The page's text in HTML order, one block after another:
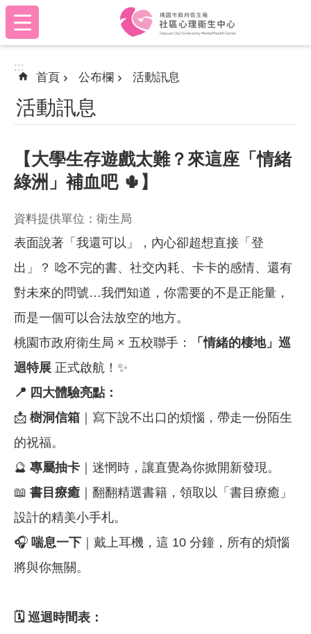
跳到主要內容區塊
:::
:::
首頁 公布欄 活動訊息
活動訊息
【大學生存遊戲太難？來這座「情緒
綠洲」補血吧 🌵】
資料提供單位：衛生局
表面說著「我還可以」，內心卻超想直接「登
出」？ 唸不完的書、社交內耗、卡卡的感情、還有
對未來的問號…我們知道，你需要的不是正能量，
而是一個可以合法放空的地方。
桃園市政府衛生局 × 五校聯手：
「情緒的棲地」巡
迴特展 正式啟航！✨
📍 四大體驗亮點：
📩 樹洞信箱 ｜寫下說不出口的煩惱，帶走一份陌生
的祝福。
🔮 專屬抽卡 ｜迷惘時，讓直覺為你掀開新發現。
📖 書目療癒 ｜翻翻精選書籍，領取以「書目療癒」
設計的精美小手札。
🎧 喘息一下 ｜戴上耳機，這 10 分鐘，所有的煩惱
將與你無關。
🗓 巡迴時間表：